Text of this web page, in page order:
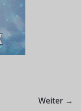
Weiter →